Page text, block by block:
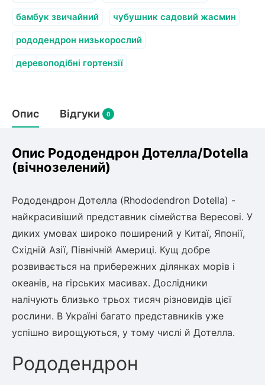
бамбук звичайний чубушник садовий жасмин
рододендрон низькорослий
деревоподібні гортензії
Опис Відгуки 0
Опис Рододендрон Дотелла/Dotella
(вічнозелений)
Рододендрон Дотелла (Rhododendron Dotella) -
найкрасивіший представник сімейства Вересові. У
диких умовах широко поширений у Китаї, Японії,
Східній Азії, Північній Америці. Кущ добре
розвивається на прибережних ділянках морів і
океанів, на гірських масивах. Дослідники
налічують близько трьох тисяч різновидів цієї
рослини. В Україні багато представників уже
успішно вирощуються, у тому числі й Дотелла.
Рододендрон